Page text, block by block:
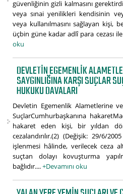
güvenliğinin gizli kalmasını
veya sınai yenilikleri kendisinin
veya kullanılmasını sağlayan kişi,
üçbin güne kadar adlî para cezası ile
oku
DEVLETIN EGEMENLIK
SAYGINLIĞINA KARŞI SUÇLAR
HUKUKU DAVALARI
Devletin Egemenlik Alametlerine ve
SuçlarCumhurbaşkanına
hakaret eden kişi, bir yıldan
cezalandırılır.(2) (Değişik: 29/6/
işlenmesi hâlinde, verilecek ceza
suçtan dolayı kovuşturma
bağlıdır....+Devamını oku